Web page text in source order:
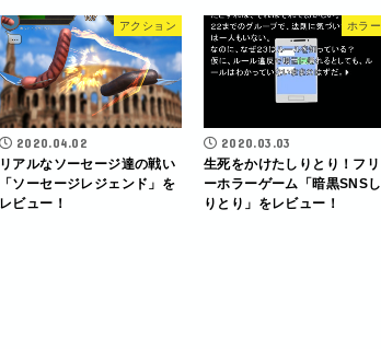
アクション
2020.04.02
リアルなソーセージ達の戦い
「ソーセージレジェンド」を
レビュー！
ホラー
2020.03.03
生死をかけたしりとり！フリ
ーホラーゲーム「暗黒SNSし
りとり」をレビュー！